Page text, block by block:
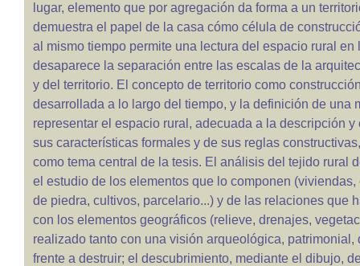
lugar, elemento que por agregación da forma a un
demuestra el papel de la casa cómo célula de
al mismo tiempo permite una lectura del espacio rural en
desaparece la separación entre las escalas de la
y del territorio. El concepto de territorio como
desarrollada a lo largo del tiempo, y la definición de una
representar el espacio rural, adecuada a la descripción y
sus características formales y de sus reglas
como tema central de la tesis. El análisis del tejido rural
el estudio de los elementos que lo componen (viviendas,
de piedra, cultivos, parcelario...) y de las relaciones que
con los elementos geográficos (relieve, drenajes,
realizado tanto con una visión arqueológica, patrimonial,
frente a destruir; el descubrimiento, mediante el dibujo,